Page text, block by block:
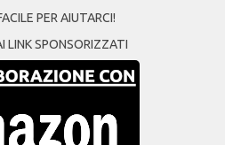
PER AIUTARCI!
LINK SPONSORIZZATI